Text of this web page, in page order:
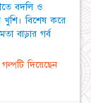
বদলি ও
বিশেষ করে
বাড়ার গর্ব
দিয়েছেন